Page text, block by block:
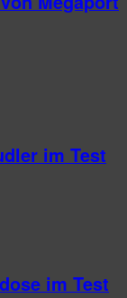
im Test
im Test